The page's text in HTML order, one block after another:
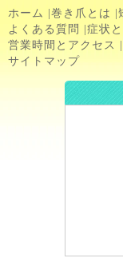
ホーム |巻き爪とは |
よくある質問 |症状
営業時間とアクセス |
サイトマップ